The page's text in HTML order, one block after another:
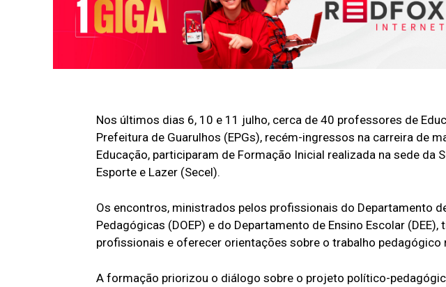
Nos últimos dias 6, 10 e 11 julho, cerca de 40 professores de
Prefeitura de Guarulhos (EPGs), recém-ingressos na carreira de
Educação, participaram de Formação Inicial realizada na sede da
Esporte e Lazer (Secel).
Os encontros, ministrados pelos profissionais do Departamento
Pedagógicas (DOEP) e do Departamento de Ensino Escolar
profissionais e oferecer orientações sobre o trabalho pedagógico
A formação priorizou o diálogo sobre o projeto político-